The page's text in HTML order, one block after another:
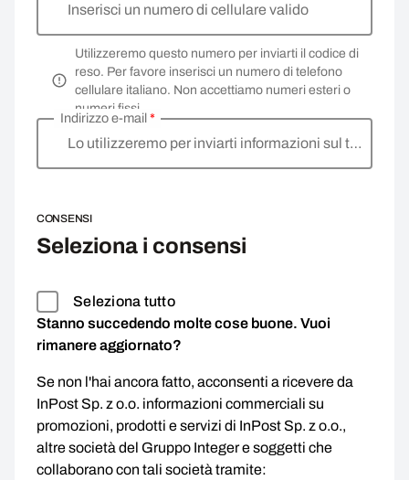
Inserisci un numero di cellulare valido
Utilizzeremo questo numero per inviarti il codice di
reso. Per favore inserisci un numero di telefono
cellulare italiano. Non accettiamo numeri esteri o
numeri fissi.
Lo utilizzeremo per inviarti informazioni sul tuo reso.
Indirizzo e-mail *
CONSENSI
Seleziona i consensi
Seleziona tutto
Stanno succedendo molte cose buone. Vuoi
rimanere aggiornato?
Se non l'hai ancora fatto, acconsenti a ricevere da
InPost Sp. z o.o. informazioni commerciali su
promozioni, prodotti e servizi di InPost Sp. z o.o.,
altre società del Gruppo Integer e soggetti che
collaborano con tali società tramite: